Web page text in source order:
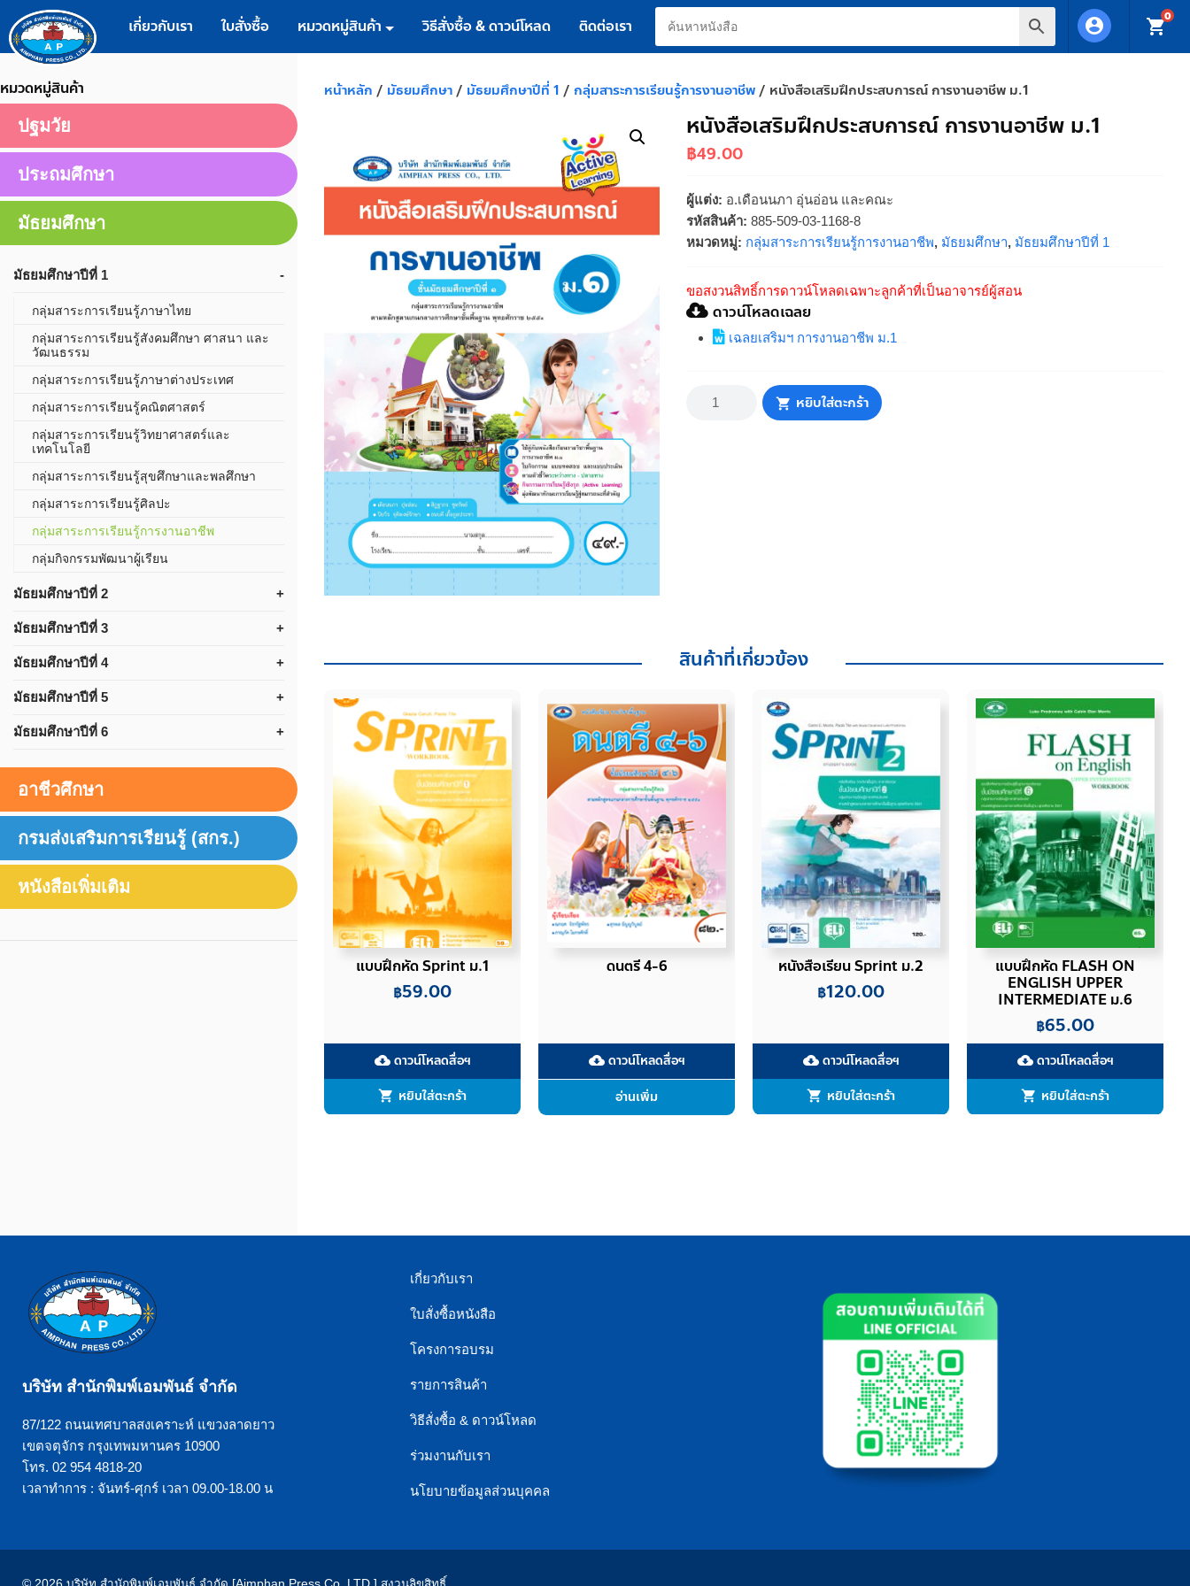
เกี่ยวกับเรา ใบสั่งซื้อ หมวดหมู่สินค้า วิธีสั่งซื้อ & ดาวน์โหลด ติดต่อเรา account_circle shopping_cart0
หน้าหลัก / มัธยมศึกษา/ มัธยมศึกษาปีที่ 1 / กลุ่มสาระการเรียนรู้การงานอาชีพ/ หนังสือเสริมฝึกประสบการณ์ การงานอาชีพ ม.1
หนังสือเสริมฝึกประสบการณ์ การงานอาชีพ ม.1
฿49.00
ผู้แต่ง: อ.เดือนนภา อุ่นอ่อน และคณะ
รหัสสินค้า:885-509-03-1168-8
หมวดหมู่: กลุ่มสาระการเรียนรู้การงานอาชีพ, มัธยมศึกษา, มัธยมศึกษาปีที่ 1
ขอสงวนสิทธิ์การดาวน์โหลดเฉพาะลูกค้าที่เป็นอาจารย์ผู้สอน
ดาวน์โหลดเฉลย
เฉลยเสริมฯ การงานอาชีพ ม.1
หนังสือ หยิบใส่ตะกร้า
สินค้าที่เกี่ยวข้อง
แบบฝึกหัด Sprint ม.1
฿59.00
cloud_downloadดาวน์โหลดสื่อฯ
หยิบใส่ตะกร้า
ดนตรี 4-6
cloud_downloadดาวน์โหลดสื่อฯ
อ่านเพิ่ม
หนังสือเรียน Sprint ม.2
฿120.00
cloud_downloadดาวน์โหลดสื่อฯ
หยิบใส่ตะกร้า
แบบฝึกหัด FLASH ON
ENGLISH UPPER
INTERMEDIATE ม.6
฿65.00
cloud_downloadดาวน์โหลดสื่อฯ
หยิบใส่ตะกร้า
หมวดหมู่สินค้า
ปฐมวัย
ประถมศึกษา
มัธยมศึกษา
มัธยมศึกษาปีที่ 1
กลุ่มสาระการเรียนรู้ภาษาไทย
กลุ่มสาระการเรียนรู้สังคมศึกษา ศาสนา และ
วัฒนธรรม
กลุ่มสาระการเรียนรู้ภาษาต่างประเทศ
กลุ่มสาระการเรียนรู้คณิตศาสตร์
กลุ่มสาระการเรียนรู้วิทยาศาสตร์และ
เทคโนโลยี
กลุ่มสาระการเรียนรู้สุขศึกษาและพลศึกษา
กลุ่มสาระการเรียนรู้ศิลปะ
กลุ่มสาระการเรียนรู้การงานอาชีพ
กลุ่มกิจกรรมพัฒนาผู้เรียน
มัธยมศึกษาปีที่ 2
มัธยมศึกษาปีที่ 3
มัธยมศึกษาปีที่ 4
มัธยมศึกษาปีที่ 5
มัธยมศึกษาปีที่ 6
อาชีวศึกษา
กรมส่งเสริมการเรียนรู้ (สกร.)
หนังสือเพิ่มเติม
บริษัท สำนักพิมพ์เอมพันธ์ จำกัด
87/122 ถนนเทศบาลสงเคราะห์ แขวงลาดยาว
เขตจตุจักร กรุงเทพมหานคร 10900
โทร. 02 954 4818-20
เวลาทำการ : จันทร์-ศุกร์ เวลา 09.00-18.00 น
เกี่ยวกับเรา
ใบสั่งซื้อหนังสือ
โครงการอบรม
รายการสินค้า
วิธีสั่งซื้อ & ดาวน์โหลด
ร่วมงานกับเรา
นโยบายข้อมูลส่วนบุคคล